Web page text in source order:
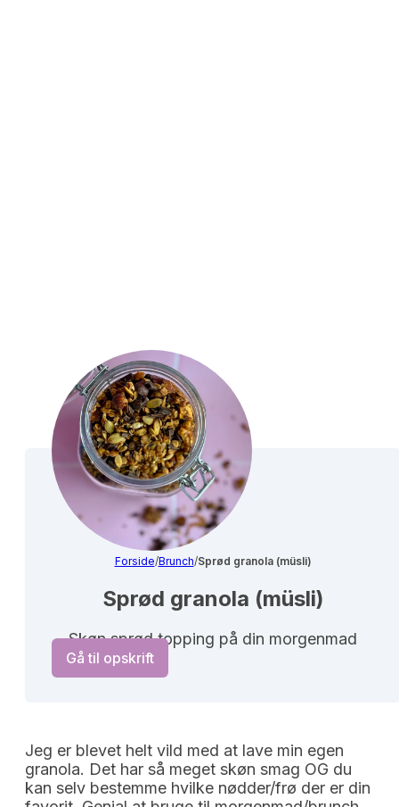
Forside/Brunch/Sprød granola (müsli)
Sprød granola (müsli)
Skøn sprød topping på din morgenmad
Gå til opskrift
Jeg er blevet helt vild med at lave min egen
granola. Det har så meget skøn smag OG du
kan selv bestemme hvilke nødder/frø der er din